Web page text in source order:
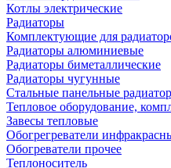
Котлы электрические
Радиаторы
Комплектующие для
Радиаторы алюминиевые
Радиаторы биметаллические
Радиаторы чугунные
Стальные панельные
Тепловое оборудование,
Завесы тепловые
Обогрегреватели
Обогреватели прочее
Теплоноситель